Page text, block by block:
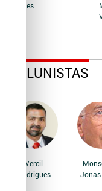
Novaes
COLUNISTAS
Vercil
Rodrigues